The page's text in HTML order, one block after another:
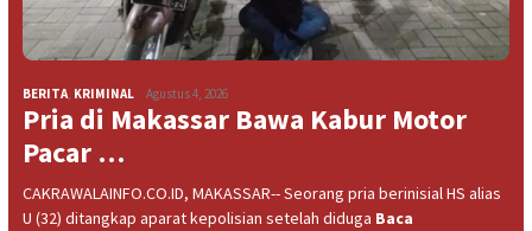
BERITA KRIMINAL Agustus 4, 2026
Pria di Makassar Bawa Kabur Motor
Pacar …
CAKRAWALAINFO.CO.ID, MAKASSAR-- Seorang pria berinisial HS alias
U (32) ditangkap aparat kepolisian setelah diduga Baca